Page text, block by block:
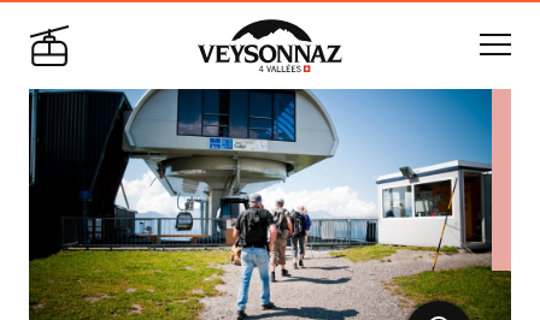
Veysonnaz
Live